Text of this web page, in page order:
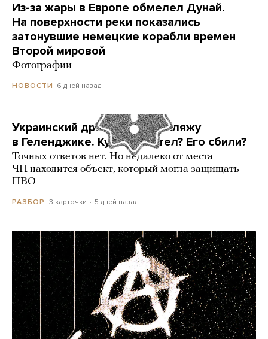
Из-за жары в Европе обмелел Дунай.
На поверхности реки показались
затонувшие немецкие корабли времен
Второй мировой
Фотографии
НОВОСТИ 6 дней назад
Украинский дрон попал по пляжу
в Геленджике. Куда он летел? Его сбили?
Точных ответов нет. Но недалеко от места
ЧП находится объект, который могла защищать
ПВО
РАЗБОР 3 карточки 5 дней назад